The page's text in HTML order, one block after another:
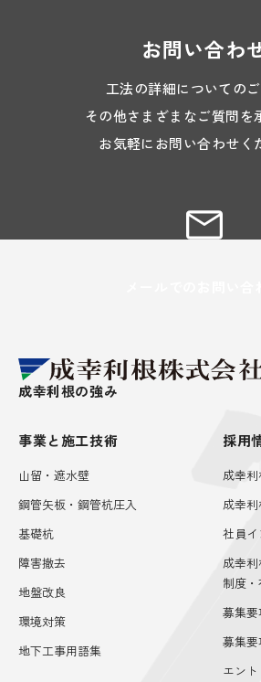
お問い合わ
工法の詳細についてのご
その他さまざまなご質問を
お気軽にお問い合わせく
成幸利根の強み
事業と施工技術
山留・遮水壁
鋼管矢板・鋼管杭圧入
基礎杭
障害撤去
地盤改良
環境対策
地下工事用語集
採用
成幸
成幸
社員
成幸利
制度
募集要
募集要
エン